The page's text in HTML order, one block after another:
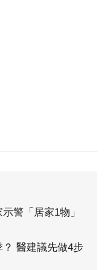
警「居家1物」
醫建議先做4步